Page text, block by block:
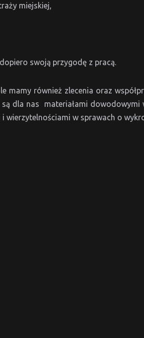
miejskiej,
swoją przygodę z pracą.
mamy również zlecenia oraz
dla nas materiałami dowodowymi
w sprawach o